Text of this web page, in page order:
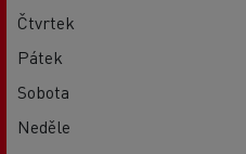
Čtvrtek
Pátek
Sobota
Neděle